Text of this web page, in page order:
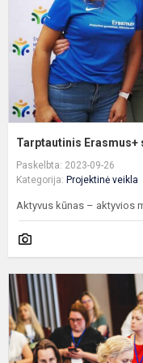
Tarptautinis Erasmus+
Paskelbta: 2023-09-26
Kategorija: Projektinė veikla
Aktyvus kūnas – aktyvios